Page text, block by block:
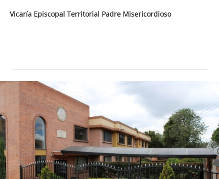
Vicaría Episcopal Territorial Padre Misericordioso